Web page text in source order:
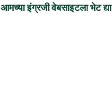
आमच्या इंग्रजी वेबसाइटला भेट द्या